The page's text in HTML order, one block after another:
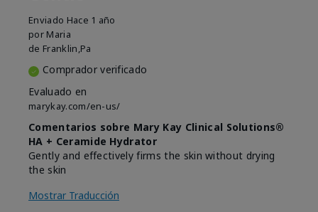
Enviado Hace 1 año
por Maria
de Franklin,Pa
Comprador verificado
Evaluado en
marykay.com/en-us/
Comentarios sobre Mary Kay Clinical Solutions®
HA + Ceramide Hydrator
Gently and effectively firms the skin without drying
the skin
Mostrar Traducción